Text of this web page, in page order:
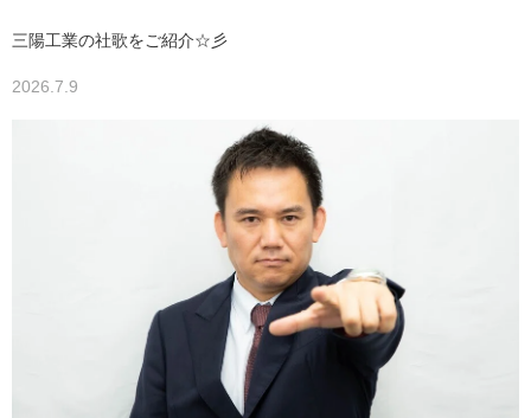
三陽工業の社歌をご紹介☆彡
2026.7.9